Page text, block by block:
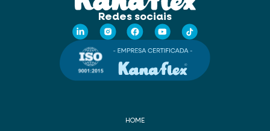
Redes sociais
HOME